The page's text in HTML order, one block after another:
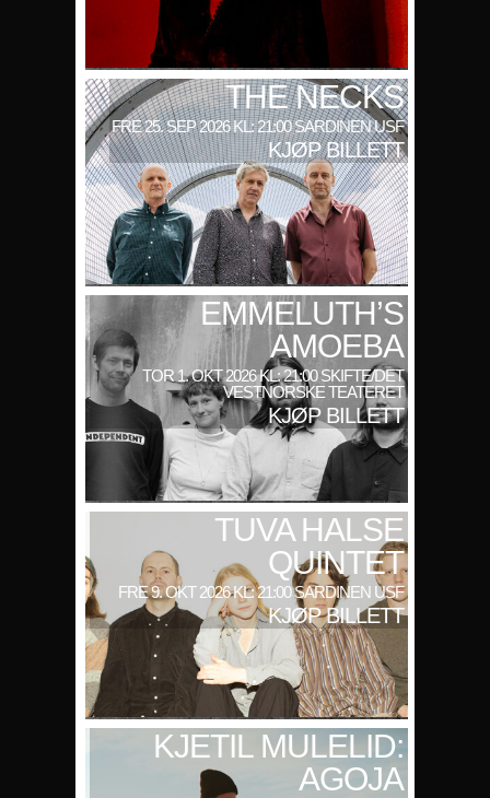
THE NECKS
FRE 25. SEP 2026 KL: 21:00 SARDINEN USF
KJØP BILLETT
EMMELUTH’S
AMOEBA
TOR 1. OKT 2026 KL: 21:00 SKIFTE/DET
VESTNORSKE TEATERET
KJØP BILLETT
TUVA HALSE
QUINTET
FRE 9. OKT 2026 KL: 21:00 SARDINEN USF
KJØP BILLETT
KJETIL MULELID:
AGOJA